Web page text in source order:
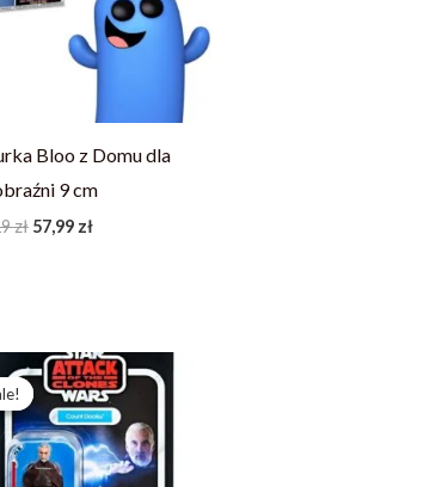
Bloo z Domu dla
9 cm
zł 57,99zł
Pierwotna
cena
wynosiła:
123,19 zł.
Aktualna
cena
wynosi:
87,99 zł.